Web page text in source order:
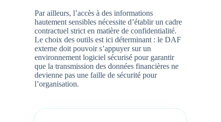
Par ailleurs, l’accès à des informations
hautement sensibles nécessite d’établir un cadre
contractuel strict en matière de confidentialité.
Le choix des outils est ici déterminant : le DAF
externe doit pouvoir s’appuyer sur un
environnement logiciel sécurisé pour garantir
que la transmission des données financières ne
devienne pas une faille de sécurité pour
l’organisation.